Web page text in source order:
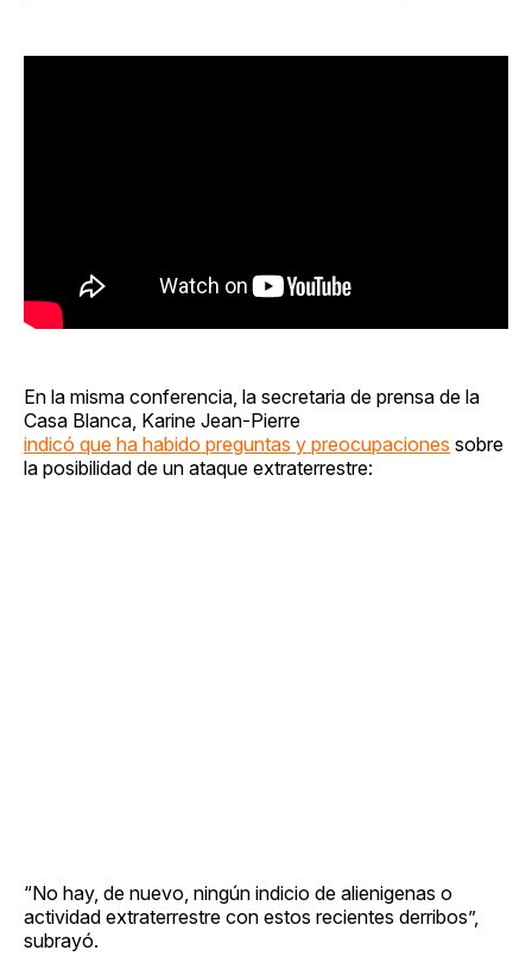
En la misma conferencia, la secretaria de prensa de la
Casa Blanca, Karine Jean-Pierre
indicó que ha habido preguntas y preocupaciones sobre
la posibilidad de un ataque extraterrestre:
“No hay, de nuevo, ningún indicio de alienigenas o
actividad extraterrestre con estos recientes derribos”,
subrayó.